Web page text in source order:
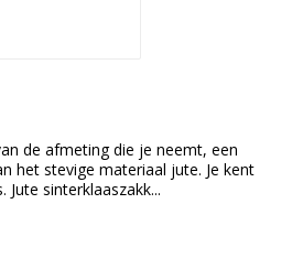
de afmeting die je neemt, een
het stevige materiaal jute. Je kent
sinterklaaszakk...